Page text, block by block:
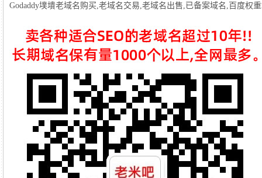
Godaddy墣墤老域名购买,老域名交易,老域名出售,已备案域名,百度权